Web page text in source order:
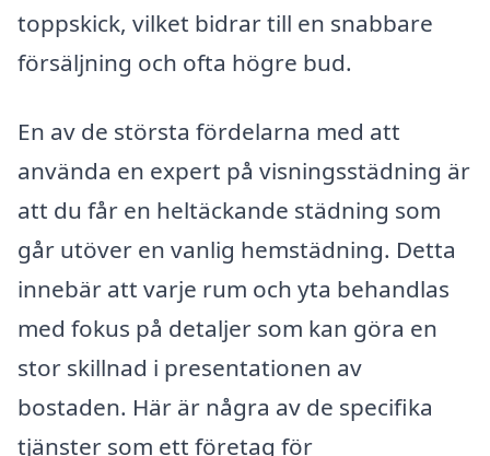
toppskick, vilket bidrar till en snabbare
försäljning och ofta högre bud.
En av de största fördelarna med att
använda en expert på visningsstädning är
att du får en heltäckande städning som
går utöver en vanlig hemstädning. Detta
innebär att varje rum och yta behandlas
med fokus på detaljer som kan göra en
stor skillnad i presentationen av
bostaden. Här är några av de specifika
tjänster som ett företag för